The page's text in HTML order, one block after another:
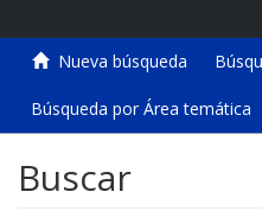
Nueva búsqueda
Búsqueda por Área temática
Buscar